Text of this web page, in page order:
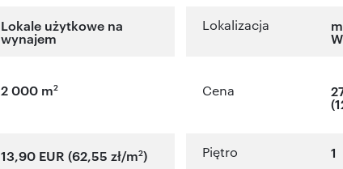
Lokale użytkowe na
wynajem
Lokalizacja
2 000 m2 Cena
13,90 EUR (62,55 zł/m2) Piętro 1